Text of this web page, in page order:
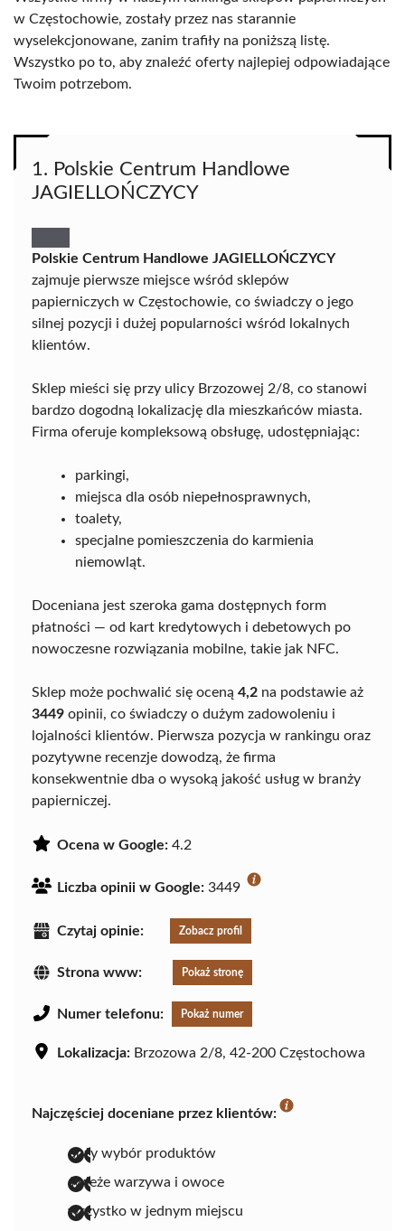
w Częstochowie, zostały przez nas starannie
wyselekcjonowane, zanim trafiły na poniższą listę.
Wszystko po to, aby znaleźć oferty najlepiej odpowiadające
Twoim potrzebom.
1. Polskie Centrum Handlowe
JAGIELLOŃCZYCY
Polskie Centrum Handlowe JAGIELLOŃCZYCY
zajmuje pierwsze miejsce wśród sklepów
papierniczych w Częstochowie, co świadczy o jego
silnej pozycji i dużej popularności wśród lokalnych
klientów.
Sklep mieści się przy ulicy Brzozowej 2/8, co stanowi
bardzo dogodną lokalizację dla mieszkańców miasta.
Firma oferuje kompleksową obsługę, udostępniając:
parkingi,
miejsca dla osób niepełnosprawnych,
toalety,
specjalne pomieszczenia do karmienia
niemowląt.
Doceniana jest szeroka gama dostępnych form
płatności — od kart kredytowych i debetowych po
nowoczesne rozwiązania mobilne, takie jak NFC.
Sklep może pochwalić się oceną 4,2 na podstawie aż
3449 opinii, co świadczy o dużym zadowoleniu i
lojalności klientów. Pierwsza pozycja w rankingu oraz
pozytywne recenzje dowodzą, że firma
konsekwentnie dba o wysoką jakość usług w branży
papierniczej.
Ocena w Google: 4.2
Liczba opinii w Google: 3449
Czytaj opinie: Zobacz profil
Strona www: Pokaż stronę
Numer telefonu: Pokaż numer
Lokalizacja: Brzozowa 2/8, 42-200 Częstochowa
Najczęściej doceniane przez klientów:
duży wybór produktów
świeże warzywa i owoce
wszystko w jednym miejscu